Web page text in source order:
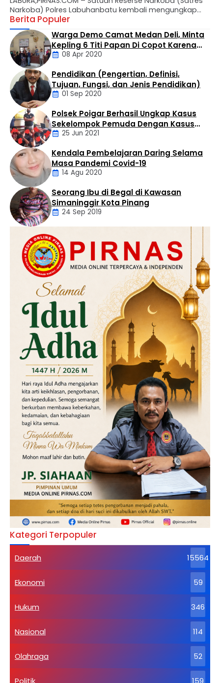
Narkoba) Polres Labuhanbatu kembali mengungkap
kasus peredaran narkotika jenis sabu di wilayah
hukumnya. Seorang pria berinisial MTS alias Tebe (34)
berhasil diamankan dalam operasi yang digelar di
Kelurahan Bandar Selamat, Kecamatan Aek Kuo,
Kabupaten Labuhanbatu Utara, Selasa (4/8/2026)
sekitar pukul 14.30 WIB. Penangkapan dilakukan oleh Tim
Opsnal Satres Narkoba …
Berita Populer
Daerah
Warga Demo Camat Medan Deli, Minta
Kepling 6 Titi Papan Di Copot Karena
Tak Perduli Sama Warganya
08 Apr 2020
Artikel
Pendidikan (Pengertian, Definisi,
Tujuan, Fungsi, dan Jenis Pendidikan)
01 Sep 2020
Daerah
Polsek Poigar Berhasil Ungkap Kasus
Sekelompok Pemuda Dengan Kasus
Pencabulan
25 Jun 2021
Artikel
Kendala Pembelajaran Daring Selama
Masa Pandemi Covid-19
14 Agu 2020
Daerah
Hukum
Kriminal
Labusel
Seorang Ibu di Begal di Kawasan
Simaninggir Kota Pinang
24 Sep 2019
Kategori Terpopuler
Daerah 15564
Ekonomi 59
Hukum 346
Nasional 114
Olahraga 52
Politik 159